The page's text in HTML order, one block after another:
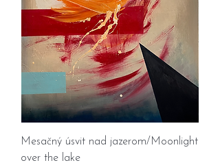
Mesačný úsvit nad jazerom/Moonlight
over the lake